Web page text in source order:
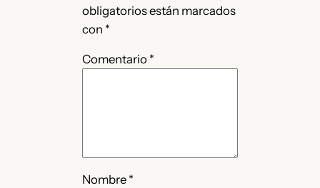
obligatorios están marcados
con *
Comentario *
Nombre *